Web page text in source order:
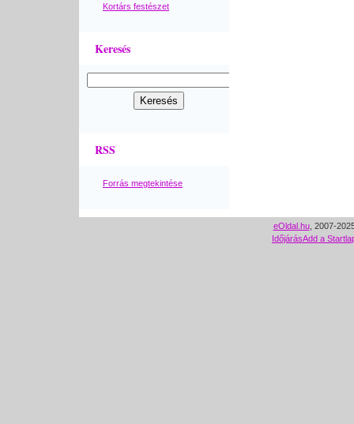
Kortárs festészet
Keresés
RSS
Forrás megtekintése
eOldal.hu, 2007-
IdőjárásAdd a